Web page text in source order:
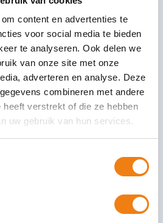
content en advertenties te
voor social media te bieden
te analyseren. Ook delen we
van onze site met onze
adverteren en analyse. Deze
combineren met andere
heeft verstrekt of die ze hebben
uw gebruik van hun services.
in 2025
voor nieuw
voor de uitzendsector